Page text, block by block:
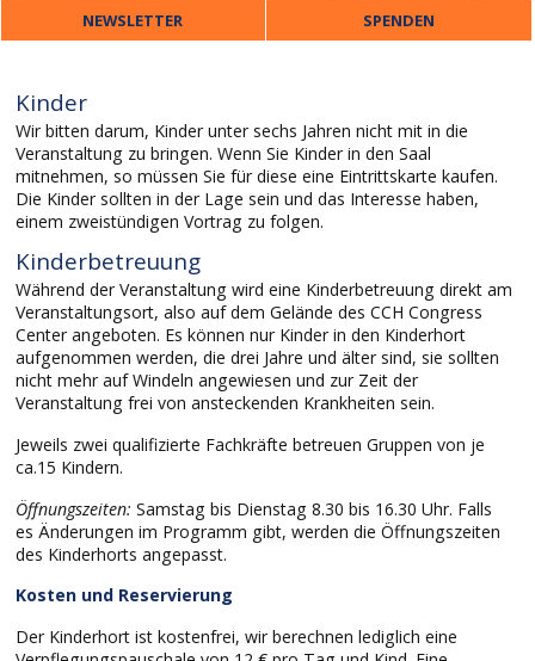
NEWSLETTER SPENDEN
Kinder
Wir bitten darum, Kinder unter sechs Jahren nicht mit in die
Veranstaltung zu bringen. Wenn Sie Kinder in den Saal
mitnehmen, so müssen Sie für diese eine Eintrittskarte kaufen.
Die Kinder sollten in der Lage sein und das Interesse haben,
einem zweistündigen Vortrag zu folgen.
Kinderbetreuung
Während der Veranstaltung wird eine Kinderbetreuung direkt am
Veranstaltungsort, also auf dem Gelände des CCH Congress
Center angeboten. Es können nur Kinder in den Kinderhort
aufgenommen werden, die drei Jahre und älter sind, sie sollten
nicht mehr auf Windeln angewiesen und zur Zeit der
Veranstaltung frei von ansteckenden Krankheiten sein.
Jeweils zwei qualifizierte Fachkräfte betreuen Gruppen von je
ca.15 Kindern.
Öffnungszeiten: Samstag bis Dienstag 8.30 bis 16.30 Uhr. Falls
es Änderungen im Programm gibt, werden die Öffnungszeiten
des Kinderhorts angepasst.
Kosten und Reservierung
Der Kinderhort ist kostenfrei, wir berechnen lediglich eine